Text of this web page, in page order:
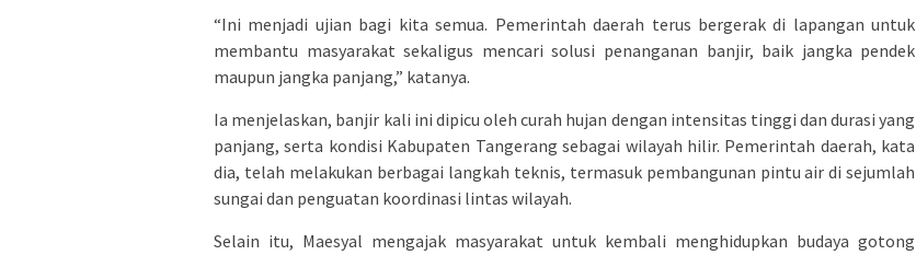
“Ini menjadi ujian bagi kita semua. Pemerintah daerah terus bergerak di lapangan untuk
membantu masyarakat sekaligus mencari solusi penanganan banjir, baik jangka pendek
maupun jangka panjang,” katanya.
Ia menjelaskan, banjir kali ini dipicu oleh curah hujan dengan intensitas tinggi dan durasi yang
panjang, serta kondisi Kabupaten Tangerang sebagai wilayah hilir. Pemerintah daerah, kata
dia, telah melakukan berbagai langkah teknis, termasuk pembangunan pintu air di sejumlah
sungai dan penguatan koordinasi lintas wilayah.
Selain itu, Maesyal mengajak masyarakat untuk kembali menghidupkan budaya gotong